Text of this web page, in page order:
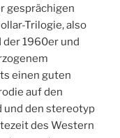
gesprächigen
Trilogie, also
1960er und
einen guten
auf den
den stereotyp
des Western